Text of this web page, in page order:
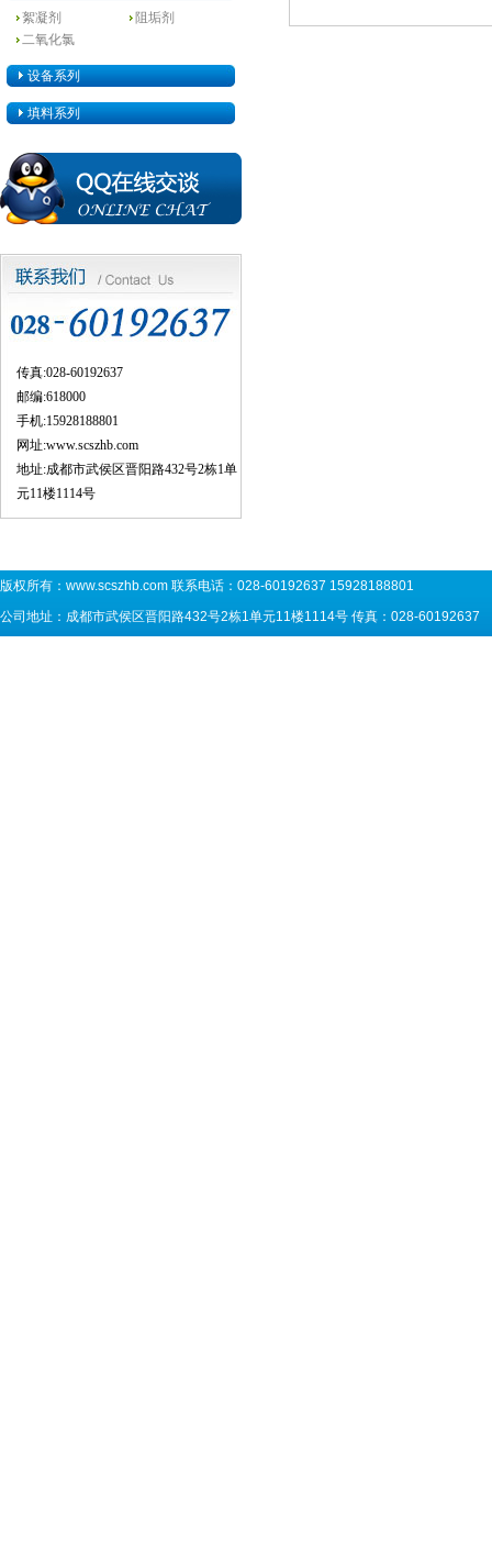
絮凝剂
阻垢剂
二氧化氯
设备系列
填料系列
传真:028-60192637
邮编:618000
手机:15928188801
网址:www.scszhb.com
地址:成都市武侯区晋阳路432号2栋1单
元11楼1114号
版权所有： www.scszhb.com 联系电话：028-60192637 15928188801
公司地址：成都市武侯区晋阳路432号2栋1单元11楼1114号 传真：028-